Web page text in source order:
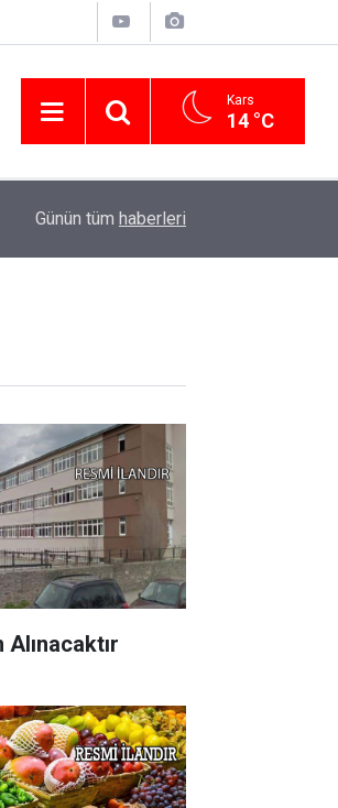
Kars
14 °C
balya makinesi yangına sebep oldu:
Günün tüm haberleri
Alınacaktır